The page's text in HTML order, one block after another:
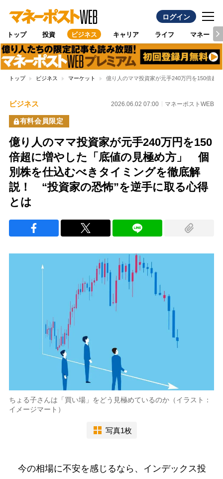
ログイン
トップ 投資 ビジネス キャリア ライフ マネー
トップ ビジネス マーケット 億り人のママ投資家が元手240万円を150倍超
ビジネス 2026.06.02 07:00 マネーポストWEB
有料会員限定
億り人のママ投資家が元手240万円を150
倍超に増やした「底値の見極め方」 個
別株を仕込むべきタイミングを徹底解
説！ “投資家の恐怖”を逆手に取る心得
とは
ちょる子さんは「買い場」をどう見極めているのか（イラスト：
イメージマート）
写真1枚
今の相場に不安を感じるなら、インデックス投